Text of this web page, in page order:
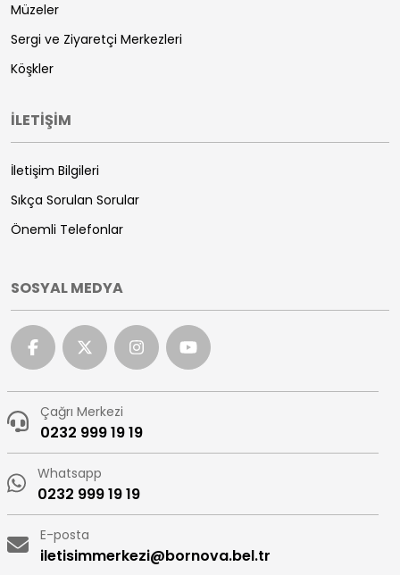
Müzeler
Sergi ve Ziyaretçi Merkezleri
Köşkler
İLETİŞİM
İletişim Bilgileri
Sıkça Sorulan Sorular
Önemli Telefonlar
SOSYAL MEDYA
Çağrı Merkezi
0232 999 19 19
Whatsapp
0232 999 19 19
E-posta
iletisimmerkezi@bornova.bel.tr